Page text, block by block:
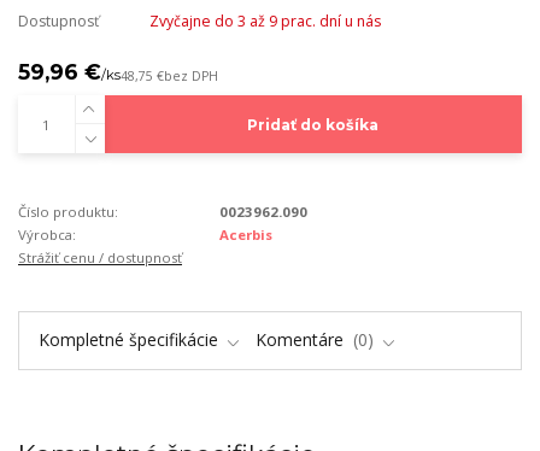
Dostupnosť Zvyčajne do 3 až 9 prac. dní u nás
59,96 €/ks48,75 €bez DPH
Pridať do košíka
Číslo produktu:
0023962.090
Výrobca:
Acerbis
Strážiť cenu / dostupnosť
Kompletné špecifikácie Komentáre 0